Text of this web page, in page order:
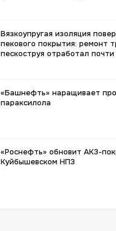
Вязкоупругая изоляция
пекового покрытия: ремонт
пескоструя отработал почти
«Башнефть» наращивает
параксилола
«Роснефть» обновит АКЗ-
Куйбышевском НПЗ